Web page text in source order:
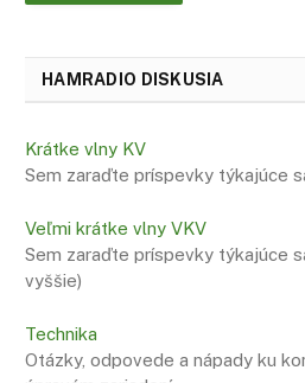
HAMRADIO DISKUSIA
Krátke vlny KV
Sem zaraďte príspevky týkajúce
Veľmi krátke vlny VKV
Sem zaraďte príspevky týkajúce
vyššie)
Technika
Otázky, odpovede a nápady ku